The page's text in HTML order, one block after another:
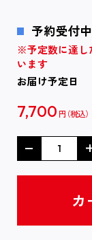
予約受付中
※予定数に達し
います
お届け予定日
7,700 円